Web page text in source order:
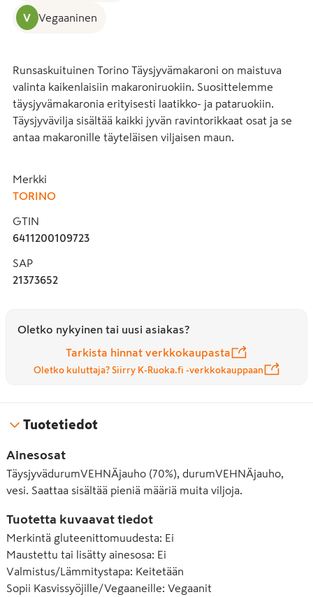
V Vegaaninen
Runsaskuituinen Torino Täysjyvämakaroni on maistuva
valinta kaikenlaisiin makaroniruokiin. Suosittelemme
täysjyvämakaronia erityisesti laatikko- ja pataruokiin.
Täysjyvävilja sisältää kaikki jyvän ravintorikkaat osat ja se
antaa makaronille täyteläisen viljaisen maun.
Merkki
TORINO
GTIN
6411200109723
SAP
21373652
Oletko nykyinen tai uusi asiakas?
Tarkista hinnat verkkokaupasta
Oletko kuluttaja? Siirry K-Ruoka.fi -verkkokauppaan
Tuotetiedot
Ainesosat
TäysjyvädurumVEHNÄjauho (70%), durumVEHNÄjauho,
vesi. Saattaa sisältää pieniä määriä muita viljoja.
Tuotetta kuvaavat tiedot
Merkintä gluteenittomuudesta: Ei
Maustettu tai lisätty ainesosa: Ei
Valmistus/Lämmitystapa: Keitetään
Sopii Kasvissyöjille/Vegaaneille: Vegaanit